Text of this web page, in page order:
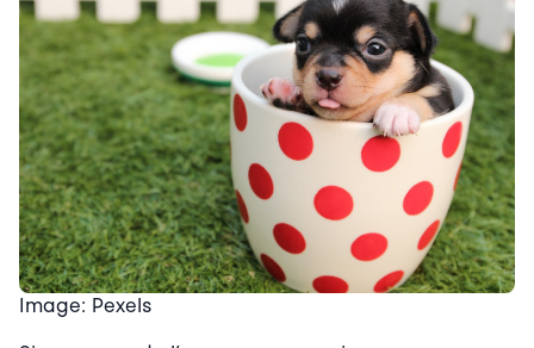
Image: Pexels